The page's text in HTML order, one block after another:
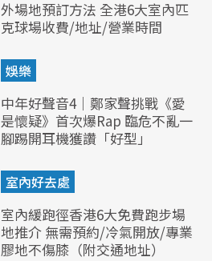
外場地預訂方法 全港6大室內匹
克球場收費/地址/營業時間
娛樂
中年好聲音4｜鄭家聲挑戰《愛
是懷疑》首次爆Rap 臨危不亂一
腳踢開耳機獲讚「好型」
室內好去處
室內緩跑徑香港6大免費跑步場
地推介 無需預約/冷氣開放/專業
膠地不傷膝（附交通地址）